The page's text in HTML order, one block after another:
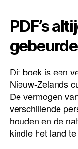
PDF’s
Dit boek is een
Nieuw-Zelands
De vermogen
verschillende
houden en de
kindle het land